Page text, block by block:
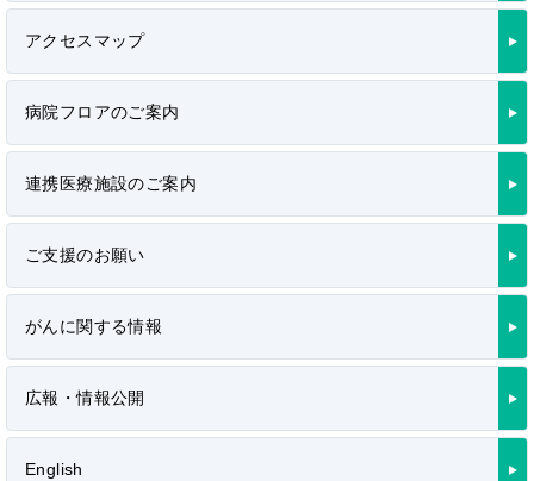
アクセスマップ
病院フロアのご案内
連携医療施設のご案内
ご支援のお願い
がんに関する情報
広報・情報公開
English